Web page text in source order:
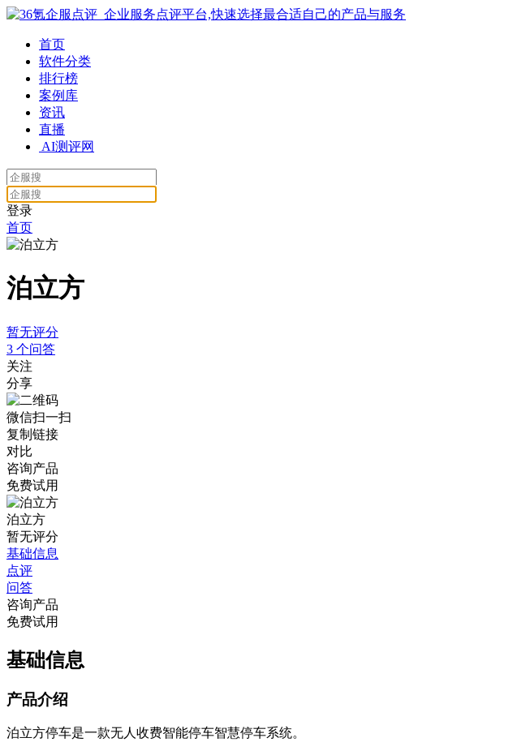
首页
软件分类
排行榜
案例库
资讯
直播
AI测评网
登录
首页
泊立方
暂无评分
3 个问答
关注
分享
微信扫一扫
复制链接
对比
咨询产品
免费试用
泊立方
暂无评分
基础信息
点评
问答
咨询产品
免费试用
基础信息
产品介绍
泊立方停车是一款无人收费智能停车智慧停车系统。